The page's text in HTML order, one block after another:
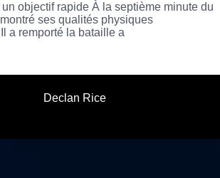
objectif rapide À la septième minute du
ses qualités physiques
a remporté la bataille a
Declan Rice